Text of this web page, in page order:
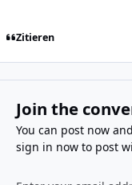
Zitieren
Join the
You can post now
sign in nowto post